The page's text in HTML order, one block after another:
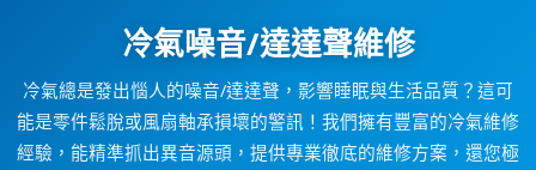
冷氣噪音/達達聲維修
冷氣總是發出惱人的噪音/達達聲，影響睡眠與生活品質？這可
能是零件鬆脫或風扇軸承損壞的警訊！我們擁有豐富的冷氣維修
經驗，能精準抓出異音源頭，提供專業徹底的維修方案，還您極